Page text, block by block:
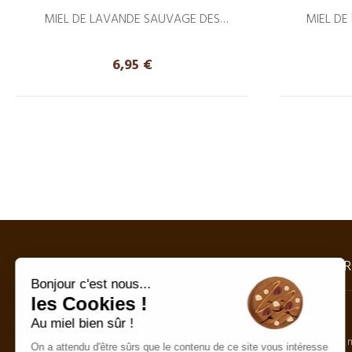
MIEL DE LAVANDE SAUVAGE DES
Precio
6,95 €
MIEL
Entre Pyrénées et Méditerranée, au cœur d'un
formidable terroir d'apiculture grâce à une très
grande diversité florale . La miellerie Rayon d'Or à
NOS
Miel
Spécialités au
Bonjour c'est nous...
les Cookies !
Au miel bien sûr !
On a attendu d'être sûrs que le contenu de ce site vous intéresse